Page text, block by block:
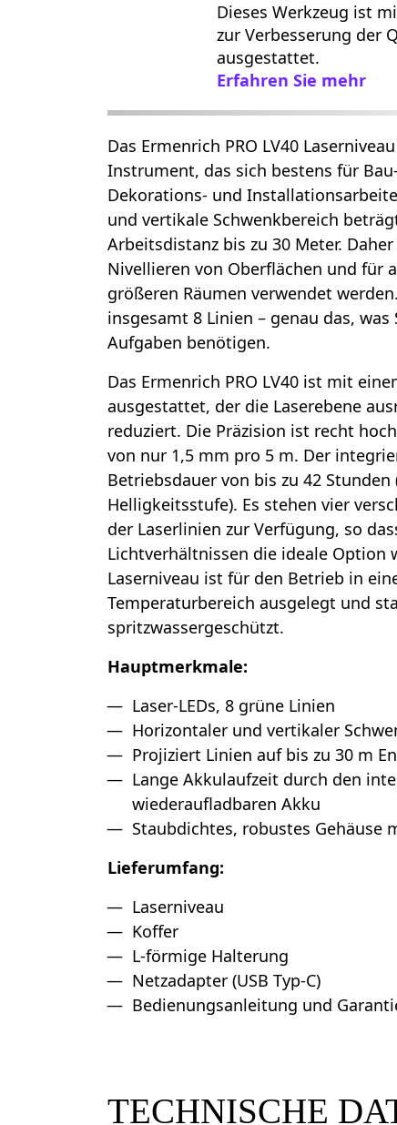
Dieses Werkzeug ist
zur Verbesserung der
ausgestattet.
Erfahren Sie mehr
Das Ermenrich PRO LV40
Instrument, das sich bestens für
Dekorations- und
und vertikale Schwenkbereich
Arbeitsdistanz bis zu 30 Meter.
Nivellieren von Oberflächen und für
größeren Räumen verwendet
insgesamt 8 Linien – genau das,
Aufgaben benötigen.
Das Ermenrich PRO LV40 ist mit
ausgestattet, der die Laserebene
reduziert. Die Präzision ist recht
von nur 1,5 mm pro 5 m. Der
Betriebsdauer von bis zu 42
Helligkeitsstufe). Es stehen vier
der Laserlinien zur Verfügung, so
Lichtverhältnissen die ideale Option
Laserniveau ist für den Betrieb in
Temperaturbereich ausgelegt und
spritzwassergeschützt.
Hauptmerkmale:
Laser-LEDs, 8 grüne Linien
Horizontaler und vertikaler
Projiziert Linien auf bis zu 30 m
Lange Akkulaufzeit durch den
wiederaufladbaren Akku
Staubdichtes, robustes Gehäuse
Lieferumfang:
Laserniveau
Koffer
L-förmige Halterung
Netzadapter (USB Typ-C)
Bedienungsanleitung und
TECHNISCHE